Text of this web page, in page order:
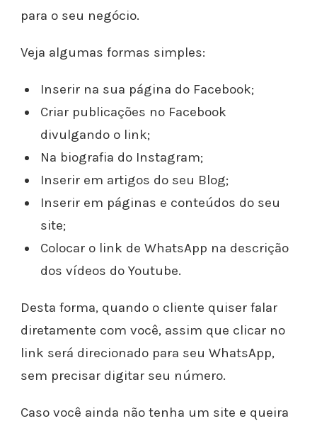
para o seu negócio.
Veja algumas formas simples:
Inserir na sua página do Facebook;
Criar publicações no Facebook
divulgando o link;
Na biografia do Instagram;
Inserir em artigos do seu Blog;
Inserir em páginas e conteúdos do seu
site;
Colocar o link de WhatsApp na descrição
dos vídeos do Youtube.
Desta forma, quando o cliente quiser falar
diretamente com você, assim que clicar no
link será direcionado para seu WhatsApp,
sem precisar digitar seu número.
Caso você ainda não tenha um site e queira